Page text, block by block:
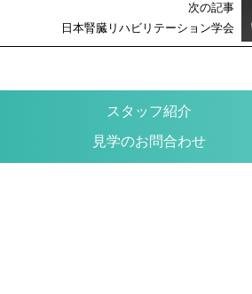
次の記事
日本腎臓リハビリテーション学会
スタッフ紹介
見学のお問合わせ